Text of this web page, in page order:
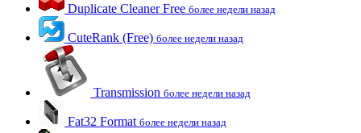
Duplicate Cleaner Free более недели назад
CuteRank (Free) более недели назад
Transmission более недели назад
Fat32 Format более недели назад